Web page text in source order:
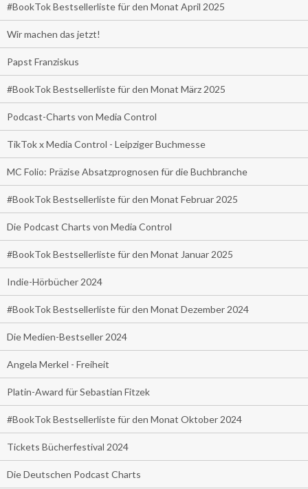
#BookTok Bestsellerliste für den Monat April 2025
Wir machen das jetzt!
Papst Franziskus
#BookTok Bestsellerliste für den Monat März 2025
Podcast-Charts von Media Control
TikTok x Media Control - Leipziger Buchmesse
MC Folio: Präzise Absatzprognosen für die Buchbranche
#BookTok Bestsellerliste für den Monat Februar 2025
Die Podcast Charts von Media Control
#BookTok Bestsellerliste für den Monat Januar 2025
Indie-Hörbücher 2024
#BookTok Bestsellerliste für den Monat Dezember 2024
Die Medien-Bestseller 2024
Angela Merkel - Freiheit
Platin-Award für Sebastian Fitzek
#BookTok Bestsellerliste für den Monat Oktober 2024
Tickets Bücherfestival 2024
Die Deutschen Podcast Charts